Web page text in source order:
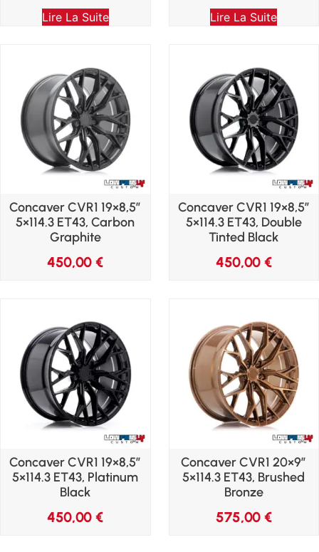
Lire La Suite Lire La Suite
Concaver CVR1 19×8,5″
5×114.3 ET43, Carbon
Graphite
450,00€
Concaver CVR1 19×8,5″
5×114.3 ET43, Double
Tinted Black
450,00 €
Concaver CVR1 19×8,5″
5×114.3 ET43, Platinum
Black
450,00€
Concaver CVR1 20×9″
5×114.3 ET43, Brushed
Bronze
575,00 €